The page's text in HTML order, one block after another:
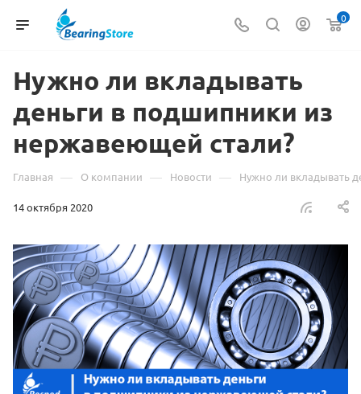
0
Нужно ли вкладывать
деньги в подшипники из
нержавеющей стали?
Главная — О компании — Новости — Нужно ли вкладывать
14 октября 2020